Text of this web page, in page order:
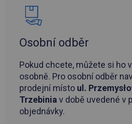
Osobní odběr
Pokud chcete, můžete si ho
osobně. Pro osobní odběr
prodejní místo ul.
Trzebiniav době uvedené v
objednávky.